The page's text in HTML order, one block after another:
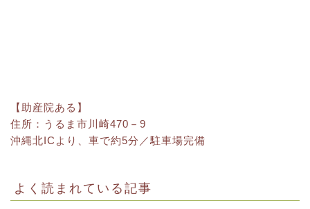
【助産院ある】
住所：うるま市川崎470－9
沖縄北ICより、車で約5分／駐車場完備
よく読まれている記事